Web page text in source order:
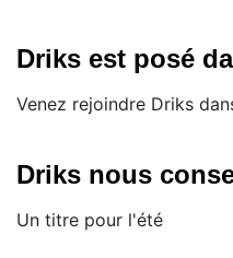
Driks est posé
Venez rejoindre Driks
Driks nous
Un titre pour l'été